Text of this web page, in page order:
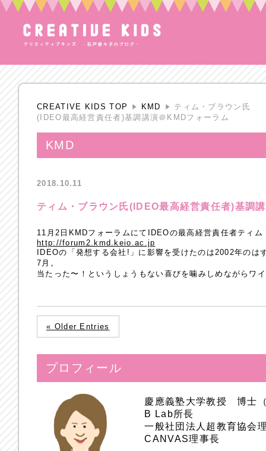
CREATIVE KIDS TOP KMD
ティム・ブラウン氏
(IDEO最高経営責任者)基調講演＠KMDフォーラム
KMD
2018.10.11
ティム・ブラウン氏(IDEO最高経営責任者)基調
11月2日KMDフォーラムにてIDEOの最高経営責任者ティ
http://forum2.kmd.keio.ac.jp
IDEOの「発想する会社!」に影響を受けたのは2002年の
7月。
当たった〜！というしょうもない喜びを噛みしめながらワ
« Older Entries
プロフィール
慶應義塾大学教授 博士
B Lab所長
一般社団法人超教育協会
CANVAS理事長